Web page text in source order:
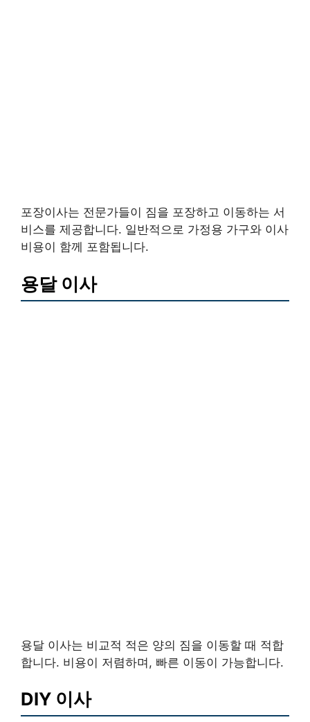
포장이사는 전문가들이 짐을 포장하고 이동하는 서
비스를 제공합니다. 일반적으로 가정용 가구와 이사
비용이 함께 포함됩니다.
용달 이사
용달 이사는 비교적 적은 양의 짐을 이동할 때 적합
합니다. 비용이 저렴하며, 빠른 이동이 가능합니다.
DIY 이사